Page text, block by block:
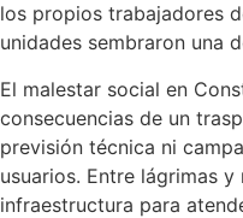
los propios trabajadores
unidades sembraron una
El malestar social en
consecuencias de un
previsión técnica ni
usuarios. Entre lágrimas
infraestructura para